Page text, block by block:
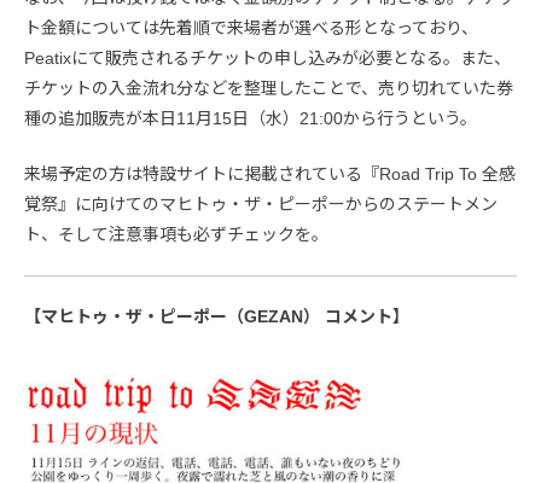
ト金額については先着順で来場者が選べる形となっており、
Peatixにて販売されるチケットの申し込みが必要となる。また、
チケットの入金流れ分などを整理したことで、売り切れていた券
種の追加販売が本日11月15日（水）21:00から行うという。
来場予定の方は特設サイトに掲載されている『Road Trip To 全感
覚祭』に向けてのマヒトゥ・ザ・ピーポーからのステートメン
ト、そして注意事項も必ずチェックを。
【マヒトゥ・ザ・ピーポー（GEZAN） コメント】